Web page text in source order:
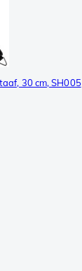
30 cm, SH005